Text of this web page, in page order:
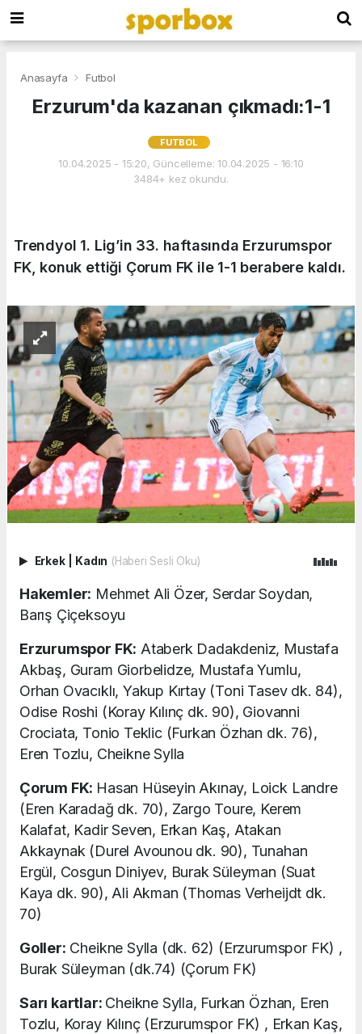
Anasayfa Futbol
Erzurum'da kazanan çıkmadı:1-1
FUTBOL
10.04.2025 - 15:20, Güncelleme: 10.04.2025 - 16:10
3484+ kez okundu.
Trendyol 1. Lig’in 33. haftasında Erzurumspor
FK, konuk ettiği Çorum FK ile 1-1 berabere kaldı.
Erkek Kadın (Haberi Sesli Oku)
Hakemler: Mehmet Ali Özer, Serdar Soydan,
Barış Çiçeksoyu
Erzurumspor FK: Ataberk Dadakdeniz, Mustafa
Akbaş, Guram Giorbelidze, Mustafa Yumlu,
Orhan Ovacıklı, Yakup Kırtay (Toni Tasev dk. 84),
Odise Roshi (Koray Kılınç dk. 90), Giovanni
Crociata, Tonio Teklic (Furkan Özhan dk. 76),
Eren Tozlu, Cheikne Sylla
Çorum FK: Hasan Hüseyin Akınay, Loick Landre
(Eren Karadağ dk. 70), Zargo Toure, Kerem
Kalafat, Kadir Seven, Erkan Kaş, Atakan
Akkaynak (Durel Avounou dk. 90), Tunahan
Ergül, Cosgun Diniyev, Burak Süleyman (Suat
Kaya dk. 90), Ali Akman (Thomas Verheijdt dk.
70)
Goller: Cheikne Sylla (dk. 62) (Erzurumspor FK) ,
Burak Süleyman (dk.74) (Çorum FK)
Sarı kartlar: Cheikne Sylla, Furkan Özhan, Eren
Tozlu, Koray Kılınç (Erzurumspor FK) , Erkan Kaş,